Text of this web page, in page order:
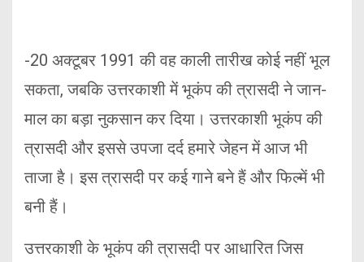
-20 अक्टूबर 1991 की वह काली तारीख कोई नहीं भूल
सकता, जबकि उत्तरकाशी में भूकंप की त्रासदी ने जान-
माल का बड़ा नुकसान कर दिया। उत्तरकाशी भूकंप की
त्रासदी और इससे उपजा दर्द हमारे जेहन में आज भी
ताजा है। इस त्रासदी पर कई गाने बने हैं और फिल्में भी
बनी हैं।
उत्तरकाशी के भूकंप की त्रासदी पर आधारित जिस